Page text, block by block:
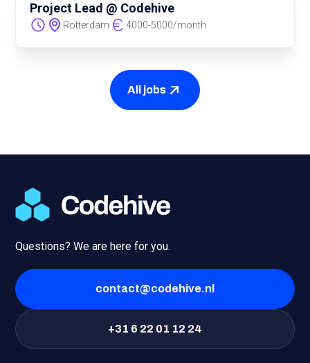
Project Lead @ Codehive
Rotterdam 4000-5000/month
All jobs
Questions? We are here for you.
contact@codehive.nl
+31 6 22 01 12 24